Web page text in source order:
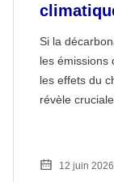
Si la
les émissions
les effets du
révèle
12 juin 2026